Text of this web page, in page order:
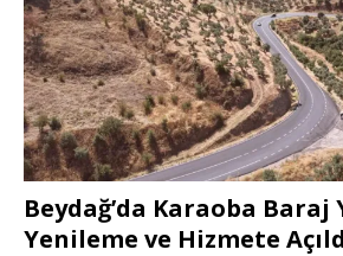
Beydağ’da Karaoba Baraj
Yenileme ve Hizmete